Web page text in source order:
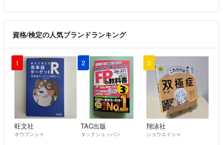
資格/検定の人気ブランドランキング
1
旺文社
オウブンシャ
2
TAC出版
タックシュッパン
3
翔泳社
ショウエイシャ